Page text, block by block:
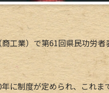
業）で第61回県民功労者
に制度が定められ、これ